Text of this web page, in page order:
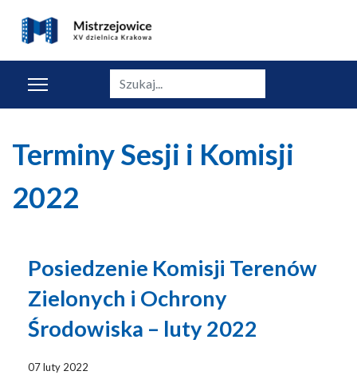
Szukaj
Terminy Sesji i Komisji
2022
Posiedzenie Komisji Terenów
Zielonych i Ochrony
Środowiska – luty 2022
07 luty 2022